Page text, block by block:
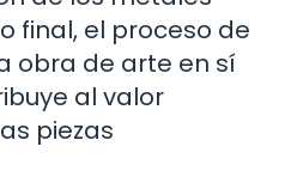
final, el proceso de
obra de arte en sí
al valor
piezas